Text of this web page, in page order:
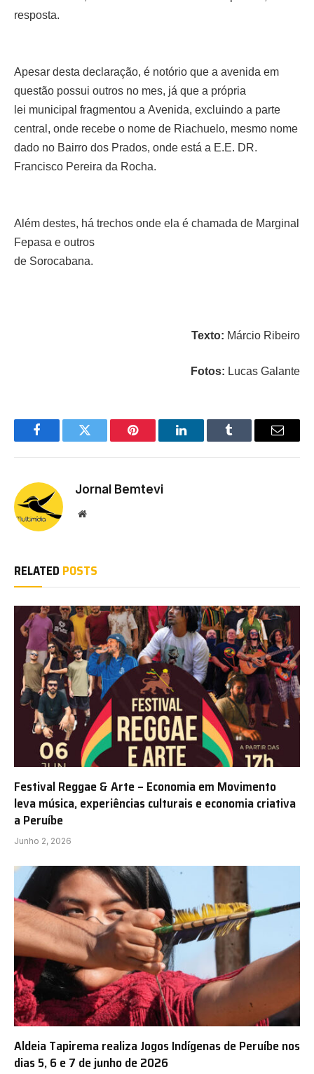
resposta.
Apesar desta declaração, é notório que a avenida em
questão possui outros no mes, já que a própria
lei municipal fragmentou a Avenida, excluindo a parte
central, onde recebe o nome de Riachuelo, mesmo nome
dado no Bairro dos Prados, onde está a E.E. DR.
Francisco Pereira da Rocha.
Além destes, há trechos onde ela é chamada de Marginal
Fepasa e outros
de Sorocabana.
Texto: Márcio Ribeiro
Fotos: Lucas Galante
FacebookTwitter Pinterest LinkedInTumblr Email
Jornal Bemtevi
Website
RELATED POSTS
Festival Reggae & Arte – Economia em Movimento
leva música, experiências culturais e economia criativa
a Peruíbe
Junho 2, 2026
Aldeia Tapirema realiza Jogos Indígenas de Peruíbe nos
dias 5, 6 e 7 de junho de 2026